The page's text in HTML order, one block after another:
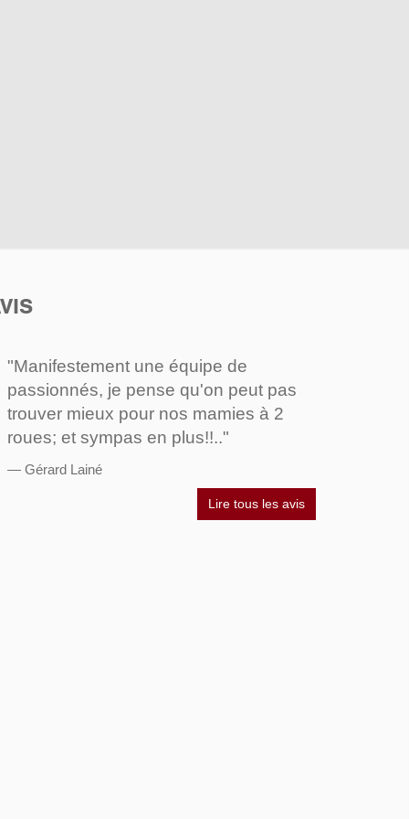
"Manifestement une équipe de
passionnés, je pense qu'on peut pas
trouver mieux pour nos mamies à 2
roues; et sympas en plus!!.."
Gérard Lainé
Lire tous les avis